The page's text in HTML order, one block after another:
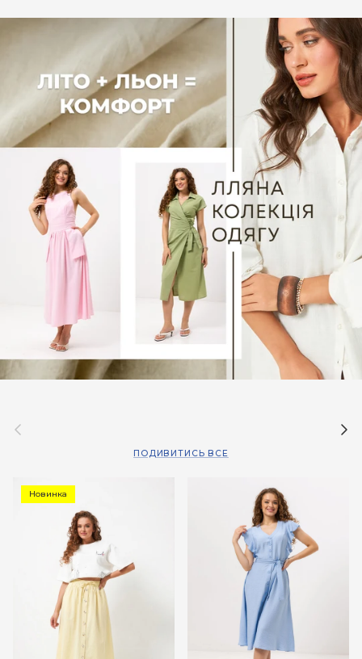
Назад
ПОДИВИТИСЬ ВСЕ
Новинка